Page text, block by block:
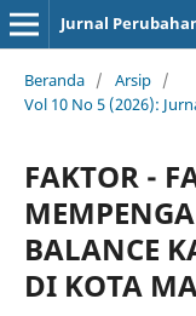
Jurnal
Beranda / Arsip /
Vol 10 No 5 (2026):
FAKTOR -
BALANCE
DI KOTA